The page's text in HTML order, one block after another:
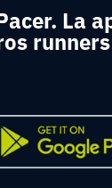
La
runners